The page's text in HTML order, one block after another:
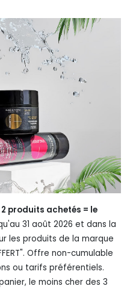
2 produits achetés = le
31 août 2026 et dans la
les produits de la marque
Offre non-cumulable
ou tarifs préférentiels.
le moins cher des 3